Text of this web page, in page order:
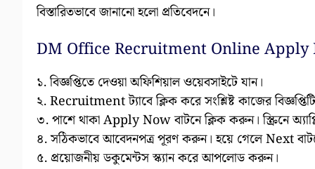
বিস্তারিতভাবে জানানো হলো প্রতিবেদনে।
DM Office Recruitment Online Apply
১. বিজ্ঞপ্তিতে দেওয়া অফিশিয়াল ওয়েবসাইটে যান।
২. Recruitment ট্যাবে ক্লিক করে সংশ্লিষ্ট কাজের
৩. পাশে থাকা Apply Now বাটনে ক্লিক করুন। স্ক্রিনে
৪. সঠিকভাবে আবেদনপত্র পূরণ করুন। হয়ে গেলে Next
৫. প্রয়োজনীয় ডকুমেন্টস স্ক্যান করে আপলোড করুন।